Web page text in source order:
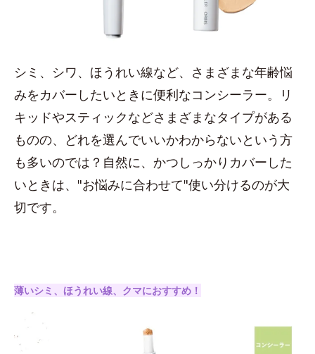
シミ、シワ、ほうれい線など、さまざまな年齢悩
みをカバーしたいときに便利なコンシーラー。リ
キッドやスティックなどさまざまなタイプがある
ものの、どれを選んでいいかわからないという方
も多いのでは？自然に、かつしっかりカバーした
いときは、"お悩みに合わせて"使い分けるのが大
切です。
薄いシミ、ほうれい線、クマにおすすめ！